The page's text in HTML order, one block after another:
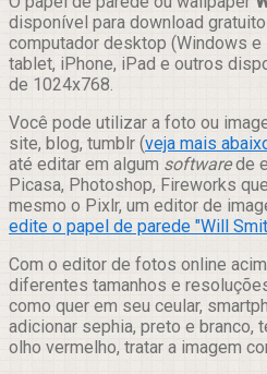
disponível para download
computador desktop (Windows e
tablet, iPhone, iPad e outros
de 1024x768.
Você pode utilizar a foto ou
site, blog, tumblr (veja mais
até editar em algum softwarede
Picasa, Photoshop, Fireworks
mesmo o Pixlr, um editor de
edite o papel de parede "Will
Com o editor de fotos online
diferentes tamanhos e
como quer em seu ceular,
adicionar sephia, preto e branco,
olho vermelho, tratar a imagem